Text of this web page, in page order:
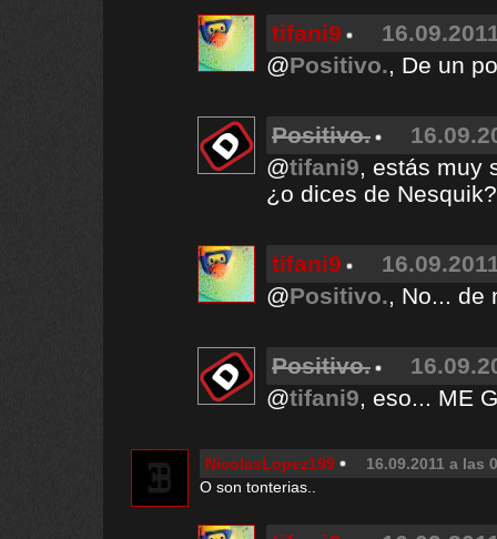
tifani9
@Positivo., De un
Positivo.
@tifani9, estás muy
¿o dices de Nesquik?
tifani9
@Positivo., No... de
Positivo.
@tifani9, eso... ME
NicolasLopez199
16.09.2011 a las
O son tonterias..